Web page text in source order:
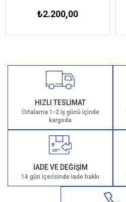
₺2.200,00
HIZLI TESLİMAT
Ortalama 1-2 iş günü içinde
kargoda
İADE VE DEĞİŞİM
14 gün içerisinde iade hakkı